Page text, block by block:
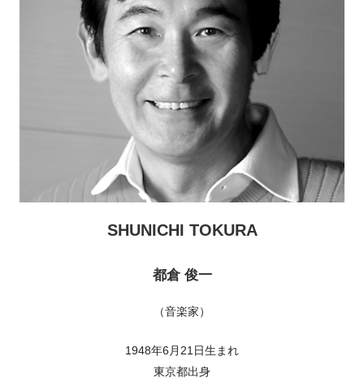
SHUNICHI TOKURA
都倉 俊一
（音楽家）
1948年6月21日生まれ
東京都出身